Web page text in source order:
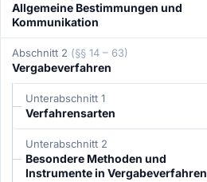
Allgemeine Bestimmungen und
Kommunikation
Abschnitt 2 (§§ 14 – 63)
Vergabeverfahren
Unterabschnitt 1
Verfahrensarten
Unterabschnitt 2
Besondere Methoden und
Instrumente in Vergabeverfahren